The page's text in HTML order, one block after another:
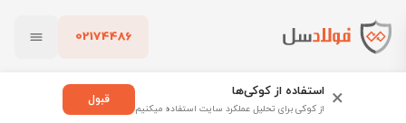
02174486
فولادسل
شاه تیر چیست؛مشخصات و کاربردهای آن
× استفاده از کوکی‌ها
از کوکی برای تحلیل عملکرد سایت استفاده میکنیم
قبول